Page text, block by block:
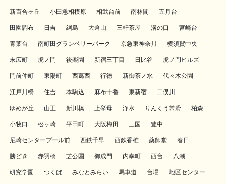
新百合ヶ丘 小田急相模原 相武台前 南林間 五月台
田園調布 日吉 綱島 大倉山 三軒茶屋 溝の口 宮崎台
青葉台 南町田グランベリーパーク 京急東神奈川 横須賀中央
末広町 虎ノ門 後楽園 新宿三丁目 日比谷 虎ノ門ヒルズ
門前仲町 東陽町 西葛西 行徳 新御茶ノ水 代々木公園
江戸川橋 住吉 本駒込 麻布十番 東新宿 二俣川
ゆめが丘 山王 新川橋 上挙母 浄水 りんくう常滑 柏森
小牧口 松ヶ崎 平田町 大阪梅田 三国 豊中
尼崎センタープール前 西鉄千早 西鉄香椎 薬師堂 春日
勝どき 赤羽橋 芝公園 御成門 内幸町 西台 八潮
研究学園 つくば みなとみらい 馬車道 台場 地区センター